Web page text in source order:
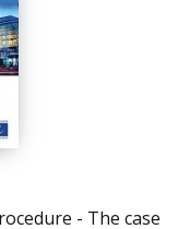
- The case